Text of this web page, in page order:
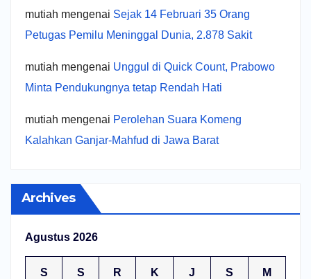
mutiah mengenai Sejak 14 Februari 35 Orang
Petugas Pemilu Meninggal Dunia, 2.878 Sakit
mutiah mengenai Unggul di Quick Count, Prabowo
Minta Pendukungnya tetap Rendah Hati
mutiah mengenai Perolehan Suara Komeng
Kalahkan Ganjar-Mahfud di Jawa Barat
Archives
Agustus 2026
S S R K J S M